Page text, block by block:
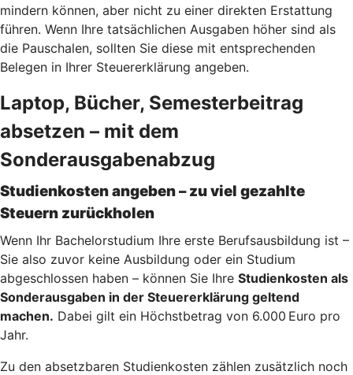
mindern können, aber nicht zu einer direkten Erstattung
führen. Wenn Ihre tatsächlichen Ausgaben höher sind als
die Pauschalen, sollten Sie diese mit entsprechenden
Belegen in Ihrer Steuererklärung angeben.
Laptop, Bücher, Semesterbeitrag
absetzen – mit dem
Sonderausgabenabzug
Studienkosten angeben – zu viel gezahlte
Steuern zurückholen
Wenn Ihr Bachelorstudium Ihre erste Berufsausbildung ist –
Sie also zuvor keine Ausbildung oder ein Studium
abgeschlossen haben – können Sie Ihre Studienkosten als
Sonderausgaben in der Steuererklärung geltend
machen. Dabei gilt ein Höchstbetrag von 6.000 Euro pro
Jahr.
Zu den absetzbaren Studienkosten zählen zusätzlich noch